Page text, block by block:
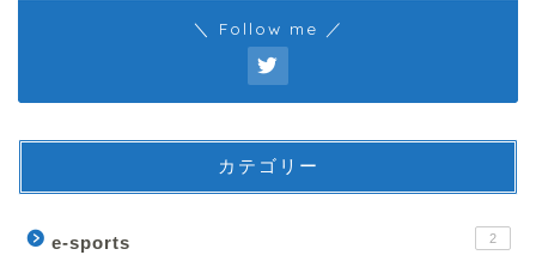
＼ Follow me ／
カテゴリー
e-sports 2